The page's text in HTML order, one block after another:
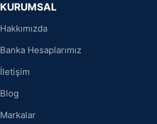
KURUMSAL
Hakkımızda
Banka Hesaplarımız
İletişim
Blog
Markalar